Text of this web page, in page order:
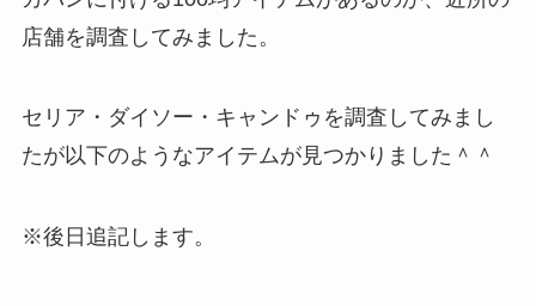
店舗を調査してみました。
セリア・ダイソー・キャンドゥを調査してみまし
たが以下のようなアイテムが見つかりました＾＾
※後日追記します。